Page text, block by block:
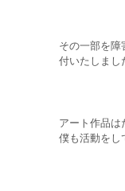
その一部を
付いたしまし
アート作品
僕も活動をし